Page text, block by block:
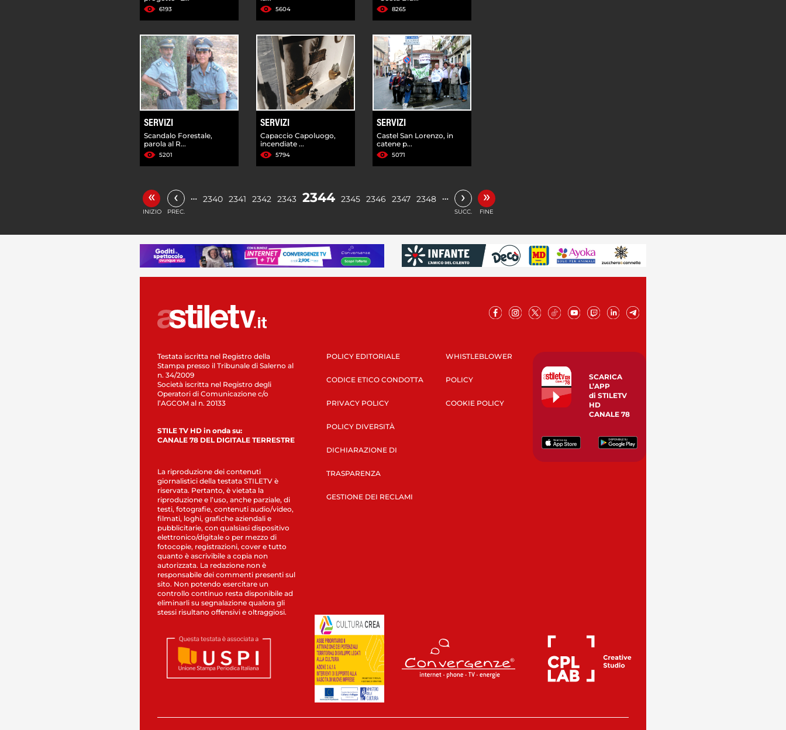
6193 5604 8265
SERVIZI
Scandalo Forestale,
parola al R...
5201
SERVIZI
Capaccio Capoluogo,
incendiate ...
5794
SERVIZI
Castel San Lorenzo, in
catene p...
5071
«
INIZIO
‹
PREC.
… 2340 2341 2342 2343 2344 2345 2346 2347 2348 … ›
SUCC.
»
FINE
Testata iscritta nel Registro della
Stampa presso il Tribunale di Salerno al
n. 34/2009
Società iscritta nel Registro degli
Operatori di Comunicazione c/o
l’AGCOM al n. 20133
STILE TV HD in onda su:
CANALE 78 DEL DIGITALE TERRESTRE
La riproduzione dei contenuti
giornalistici della testata STILETV è
riservata. Pertanto, è vietata la
riproduzione e l’uso, anche parziale, di
testi, fotografie, contenuti audio/video,
filmati, loghi, grafiche aziendali e
pubblicitarie, con qualsiasi dispositivo
elettronico/digitale o per mezzo di
fotocopie, registrazioni, cover e tutto
quanto è ascrivibile a copia non
autorizzata. La redazione non è
responsabile dei commenti presenti sul
sito. Non potendo esercitare un
controllo continuo resta disponibile ad
eliminarli su segnalazione qualora gli
stessi risultano offensivi e oltraggiosi.
POLICY EDITORIALE
CODICE ETICO CONDOTTA
PRIVACY POLICY
POLICY DIVERSITÀ
DICHIARAZIONE DI
TRASPARENZA
GESTIONE DEI RECLAMI
WHISTLEBLOWER
POLICY
COOKIE POLICY
SCARICA
L’APP
di STILETV
HD
CANALE 78